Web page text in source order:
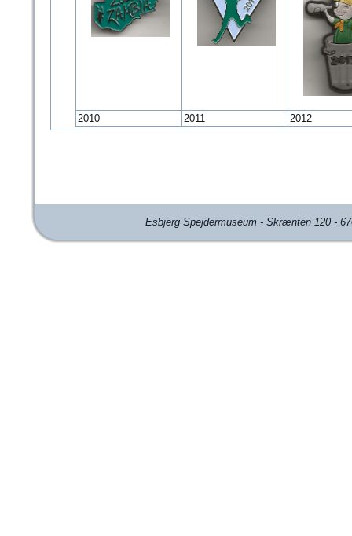
2010 2011 2012
Esbjerg Spejdermuseum - Skrænten 120 -